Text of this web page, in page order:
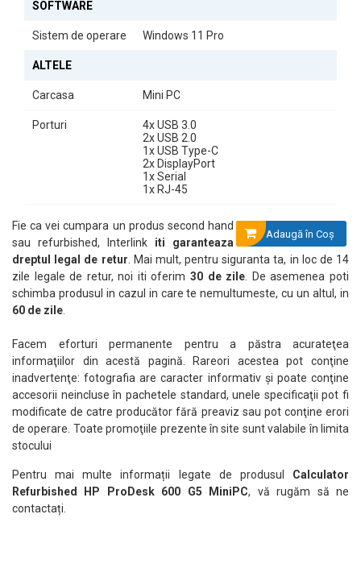
SOFTWARE
Sistem de operare Windows 11 Pro
ALTELE
Carcasa Mini PC
Porturi
4x USB 3.0
2x USB 2.0
1x USB Type-C
2x DisplayPort
1x Serial
1x RJ-45
Adaugă în Coş
Fie ca vei cumpara un produs second hand
sau refurbished, Interlink iti garanteaza
dreptul legal de retur . Mai mult, pentru siguranta ta, in loc de 14
zile legale de retur, noi iti oferim30 de zile . De asemenea poti
schimba produsul in cazul in care te nemultumeste, cu un altul, in
60 de zile
Facem eforturi permanente pentru a păstra acurateţea
informaţiilor din acestă pagină. Rareori acestea pot conţine
inadvertenţe: fotografia are caracter informativ şi poate conţine
accesorii neincluse în pachetele standard, unele specificaţii pot fi
modificate de catre producător fără preaviz sau pot conţine erori
de operare. Toate promoţiile prezente în site sunt valabile în limita
stocului
Pentru mai multe informații legate de produsul Calculator
Refurbished HP ProDesk 600 G5 MiniPC, vă rugăm să ne
contactați.